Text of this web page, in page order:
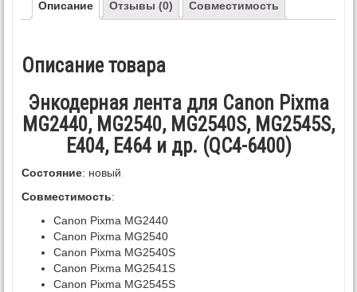
Описание Отзывы (0) Совместимость
Описание товара
Энкодерная лента для Canon Pixma
MG2440, MG2540, MG2540S, MG2545S,
E404, E464 и др. (QC4-6400)
Состояние: новый
Совместимость:
Canon Pixma MG2440
Canon Pixma MG2540
Canon Pixma MG2540S
Canon Pixma MG2541S
Canon Pixma MG2545S